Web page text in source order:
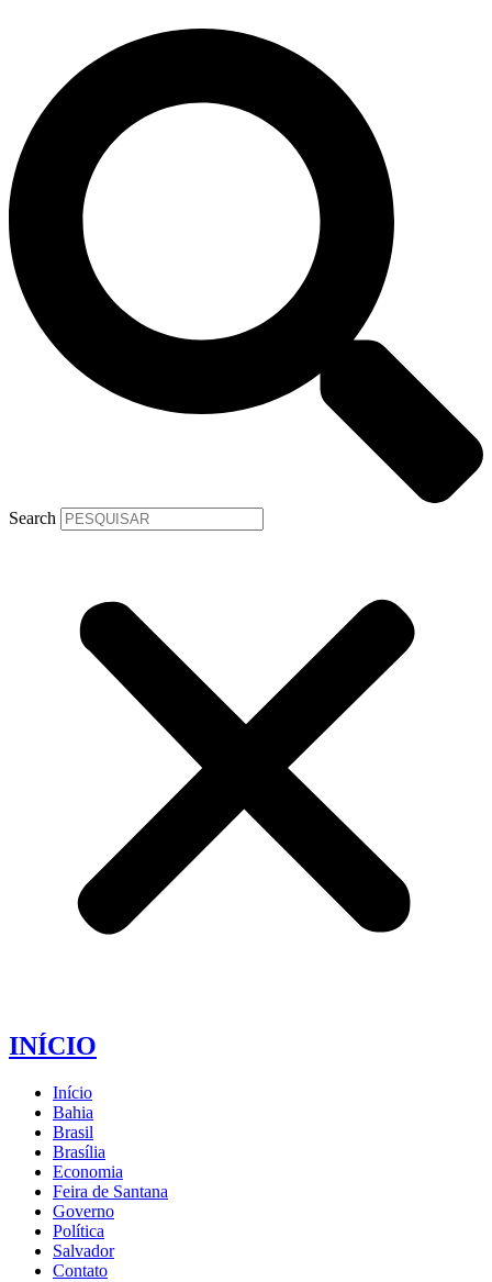
Search
INÍCIO
Início
Bahia
Brasil
Brasília
Economia
Feira de Santana
Governo
Política
Salvador
Contato